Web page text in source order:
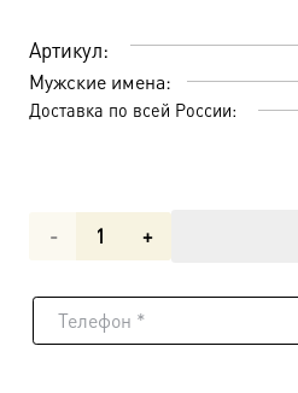
Артикул:
Мужские имена:
Доставка по всей России:
Количество
Михаил